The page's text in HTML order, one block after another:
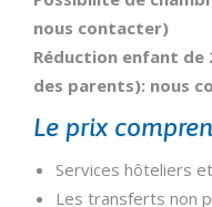
nous contacter)
Réduction enfant de
des parents): nous
Le prix
Services hôteliers
Les transferts non